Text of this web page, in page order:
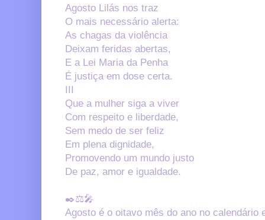
Agosto Lilás nos traz
O mais necessário alerta:
As chagas da violência
Deixam feridas abertas,
E a Lei Maria da Penha
É justiça em dose certa.
Que a mulher siga a viver
Com respeito e liberdade,
Sem medo de ser feliz
Em plena dignidade,
Promovendo um mundo justo
De paz, amor e igualdade.
✒️⚖️🎤
Agosto é o oitavo mês do ano no calendário